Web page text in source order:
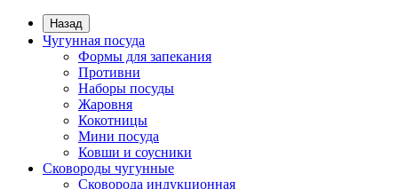
Назад
Чугунная посуда
Формы для запекания
Противни
Наборы посуды
Жаровня
Кокотницы
Мини посуда
Ковши и соусники
Сковороды чугунные
Сковорода индукционная